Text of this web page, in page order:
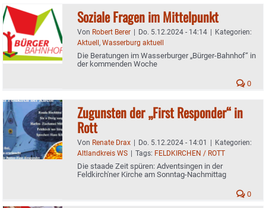
Soziale Fragen im Mittelpunkt
Von Robert Berer | Do. 5.12.2024 - 14:14 | Kategorien:
Aktuell, Wasserburg aktuell
Die Beratungen im Wasserburger „Bürger-Bahnhof“ in
der kommenden Woche
0
Zugunsten der „First Responder“ in
Rott
Von Renate Drax | Do. 5.12.2024 - 14:01 | Kategorien:
Altlandkreis WS | Tags: FELDKIRCHEN / ROTT
Die staade Zeit spüren: Adventsingen in der
Feldkirch'ner Kirche am Sonntag-Nachmittag
0